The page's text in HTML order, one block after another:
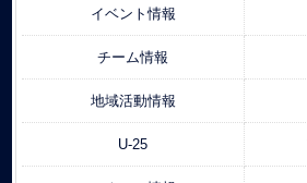
イベント情報
チーム情報
地域活動情報
U-25